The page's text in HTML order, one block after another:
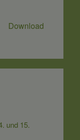
Download
und 15.